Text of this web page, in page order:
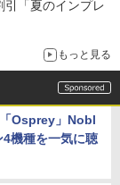
引「夏のインプレ
もっと見る
Osprey」Nobl
機種を一気に聴